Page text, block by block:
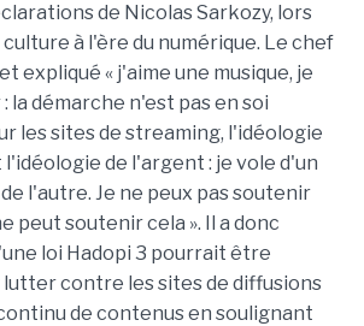
de Nicolas Sarkozy, lors
à l'ère du numérique. Le chef
expliqué « j'aime une musique, je
la démarche n'est pas en soi
les sites de streaming, l'idéologie
de l'argent : je vole d'un
l'autre. Je ne peux pas soutenir
peut soutenir cela ». Il a donc
loi Hadopi 3 pourrait être
contre les sites de diffusions
de contenus en soulignant